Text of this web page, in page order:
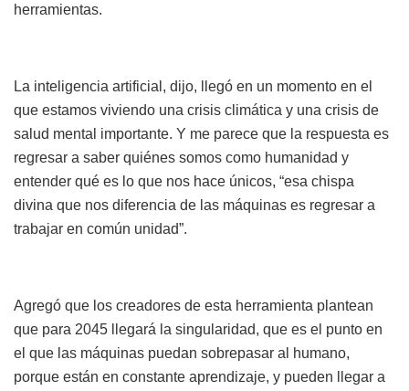
herramientas.
La inteligencia artificial, dijo, llegó en un momento en el
que estamos viviendo una crisis climática y una crisis de
salud mental importante. Y me parece que la respuesta es
regresar a saber quiénes somos como humanidad y
entender qué es lo que nos hace únicos, “esa chispa
divina que nos diferencia de las máquinas es regresar a
trabajar en común unidad”.
Agregó que los creadores de esta herramienta plantean
que para 2045 llegará la singularidad, que es el punto en
el que las máquinas puedan sobrepasar al humano,
porque están en constante aprendizaje, y pueden llegar a